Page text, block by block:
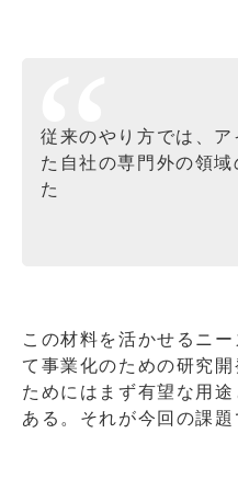
従来のやり方では、
た自社の専門外の領
た
この材料を活かせるニ
て事業化のための研究
ためにはまず有望な用
ある。それが今回の課